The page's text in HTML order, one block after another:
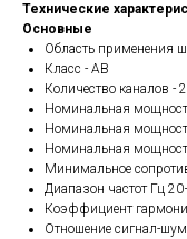
Технические
Основные
Область применения
Класс - AB
Количество каналов - 2
Номинальная
Номинальная
Номинальная
Минимальное
Диапазон частот Гц
Коэффициент
Отношение сигнал-